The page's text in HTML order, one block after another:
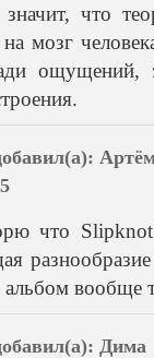
что
мозг
ощущений,
что Slipknot
вообще
Дима